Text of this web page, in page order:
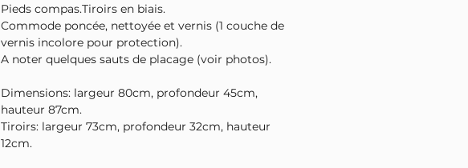
Pieds compas.Tiroirs en biais.
Commode poncée, nettoyée et vernis (1 couche de
vernis incolore pour protection).
A noter quelques sauts de placage (voir photos).
Dimensions: largeur 80cm, profondeur 45cm,
hauteur 87cm.
Tiroirs: largeur 73cm, profondeur 32cm, hauteur
12cm.